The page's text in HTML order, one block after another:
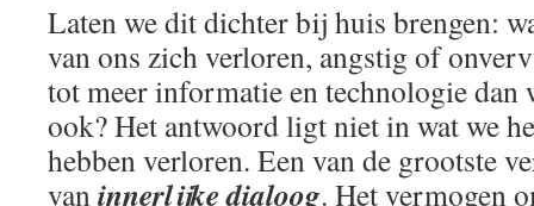
Laten we dit dichter bij huis brengen:
van ons zich verloren, angstig of
tot meer informatie en technologie dan
ook? Het antwoord ligt niet in wat we
hebben verloren. Een van de grootste
vaninnerlijke dialoog. Het vermogen